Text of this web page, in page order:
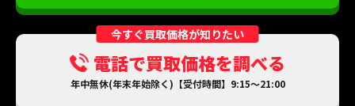
今すぐ買取価格が知りたい
電話で買取価格を調べる
年中無休(年末年始除く)【受付時間】9:15～21:00